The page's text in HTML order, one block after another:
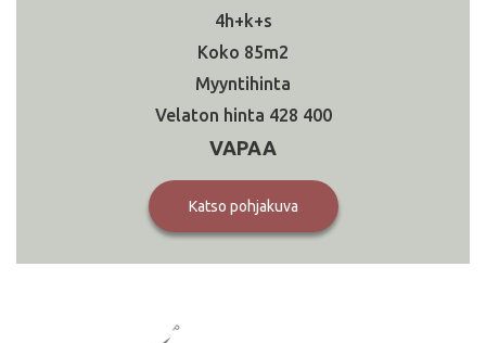
4h+k+s
85
428 400
VAPAA
Katso pohjakuva